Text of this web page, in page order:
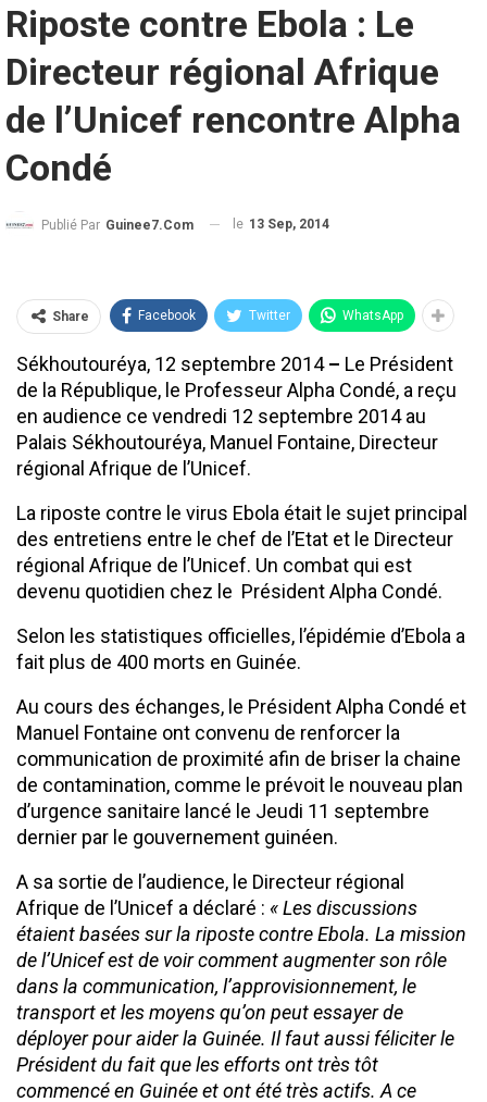
Riposte contre Ebola : Le
Directeur régional Afrique
de l’Unicef rencontre Alpha
Condé
Publié Par Guinee7.com le 13 Sep, 2014
Share Facebook Twitter WhatsApp
Sékhoutouréya, 12 septembre 2014– Le Président
de la République, le Professeur Alpha Condé, a reçu
en audience ce vendredi 12 septembre 2014 au
Palais Sékhoutouréya, Manuel Fontaine, Directeur
régional Afrique de l’Unicef.
La riposte contre le virus Ebola était le sujet principal
des entretiens entre le chef de l’Etat et le Directeur
régional Afrique de l’Unicef. Un combat qui est
devenu quotidien chez le Président Alpha Condé.
Selon les statistiques officielles, l’épidémie d’Ebola a
fait plus de 400 morts en Guinée.
Au cours des échanges, le Président Alpha Condé et
Manuel Fontaine ont convenu de renforcer la
communication de proximité afin de briser la chaine
de contamination, comme le prévoit le nouveau plan
d’urgence sanitaire lancé le Jeudi 11 septembre
dernier par le gouvernement guinéen.
A sa sortie de l’audience, le Directeur régional
Afrique de l’Unicef a déclaré : « Les discussions
étaient basées sur la riposte contre Ebola. La mission
de l’Unicef est de voir comment augmenter son rôle
dans la communication, l’approvisionnement, le
transport et les moyens qu’on peut essayer de
déployer pour aider la Guinée. Il faut aussi féliciter le
Président du fait que les efforts ont très tôt
commencé en Guinée et ont été très actifs. A ce